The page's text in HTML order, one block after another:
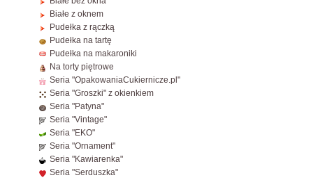
36x36x15~28 cm
40x40x20 cm
ø24 cm
ø25 cm
ø26 cm
ø28 cm
ø30 cm
ø32 cm
ø34 cm
ø36 cm
ø38 cm
ø40 cm
40x30 cm
45x35 cm
60x40 cm
38x8x2,5 cm - Makowiec / Rolady
Zobacz wszystkie Prostokątne
⌀35cm
⌀ 40cm
Białe z oknem
Pudełka z rączką
Pudełka na tartę
Pudełka na makaroniki
Na torty piętrowe
Seria "OpakowaniaCukiernicze.pl"
Seria "Groszki" z okienkiem
Seria "Patyna"
Seria "Vintage"
Seria "EKO"
Seria "Ornament"
Seria "Kawiarenka"
Seria "Serduszka"